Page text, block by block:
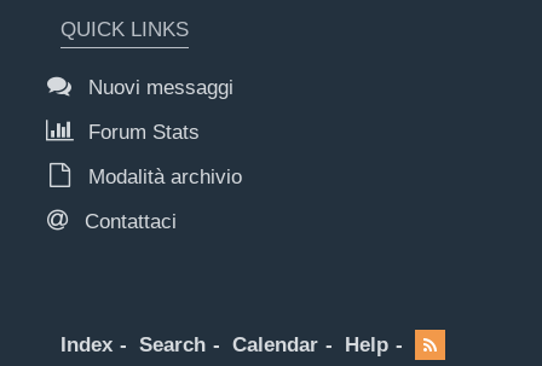
QUICK LINKS
Nuovi messaggi
Forum Stats
Modalità archivio
Contattaci
Index Search Calendar Help